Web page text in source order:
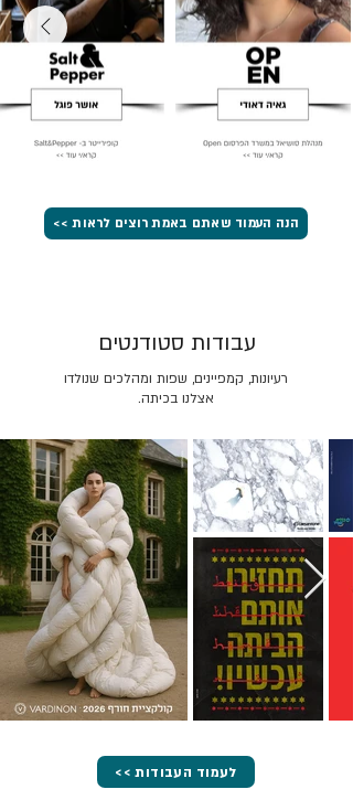
הנה העמוד שאתם באמת רוצים לראות >>
רעיונות, קמפיינים, שפות ומהלכים שנולדו
אצלנו בכיתה.
עבודות סטודנטים
<< לעמוד העבודות